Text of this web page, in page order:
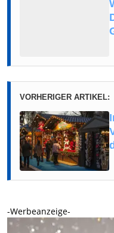
VORHERIGER ARTIKEL:
-Werbeanzeige-